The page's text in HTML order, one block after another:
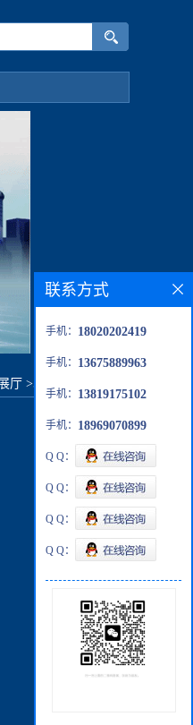
厅 >5ˊ-cmp现货供应
联系方式
手机： 18020202419
手机： 13675889963
手机： 13819175102
手机： 18969070899
Q Q：
Q Q：
Q Q：
Q Q：